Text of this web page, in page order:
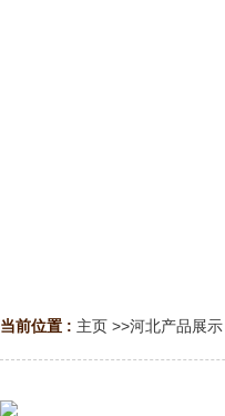
当前位置 : 主页 >>河北产品展示